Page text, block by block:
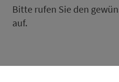
Bitte rufen Sie den
auf.